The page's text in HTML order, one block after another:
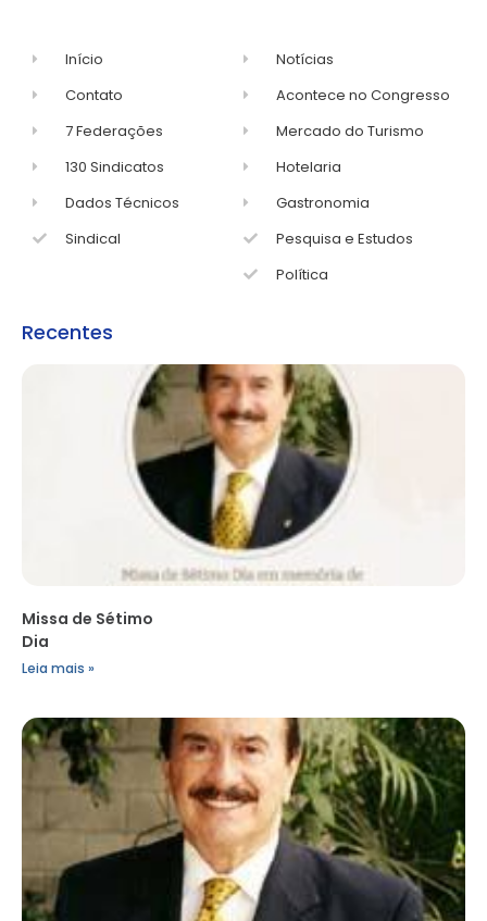
Início
Contato
7 Federações
130 Sindicatos
Dados Técnicos
Sindical
Notícias
Acontece no Congresso
Mercado do Turismo
Hotelaria
Gastronomia
Pesquisa e Estudos
Política
Recentes
Missa de Sétimo
Dia
Leia mais »